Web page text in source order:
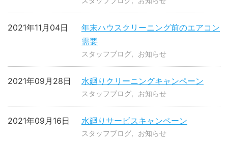
年末ハウスクリーニング前のエアコン
需要
2021年11月04日
スタッフブログ お知らせ
水廻りクリーニングキャンペーン
2021年09月28日
スタッフブログ お知らせ
水廻りサービスキャンペーン
2021年09月16日
スタッフブログ お知らせ